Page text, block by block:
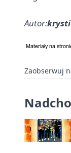
Autor:
Zaobserwuj